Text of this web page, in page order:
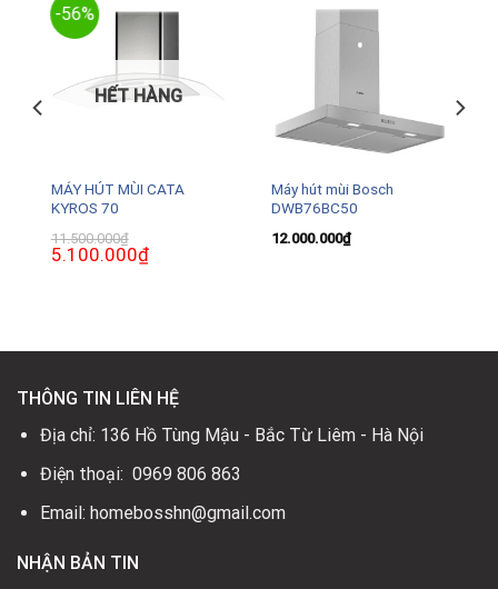
-56%
HẾT HÀNG
MÁY HÚT MÙI CATA
KYROS 70
11.500.000₫
Giá
gốc
5.100.000₫Giá
hiện
Máy hút mùi Bosch
DWB76BC50
12.000.000₫
THÔNG TIN LIÊN HỆ
Địa chỉ: 136 Hồ Tùng Mậu - Bắc Từ Liêm - Hà Nội
Điện thoại: 0969 806 863
Email: homebosshn@gmail.com
NHẬN BẢN TIN